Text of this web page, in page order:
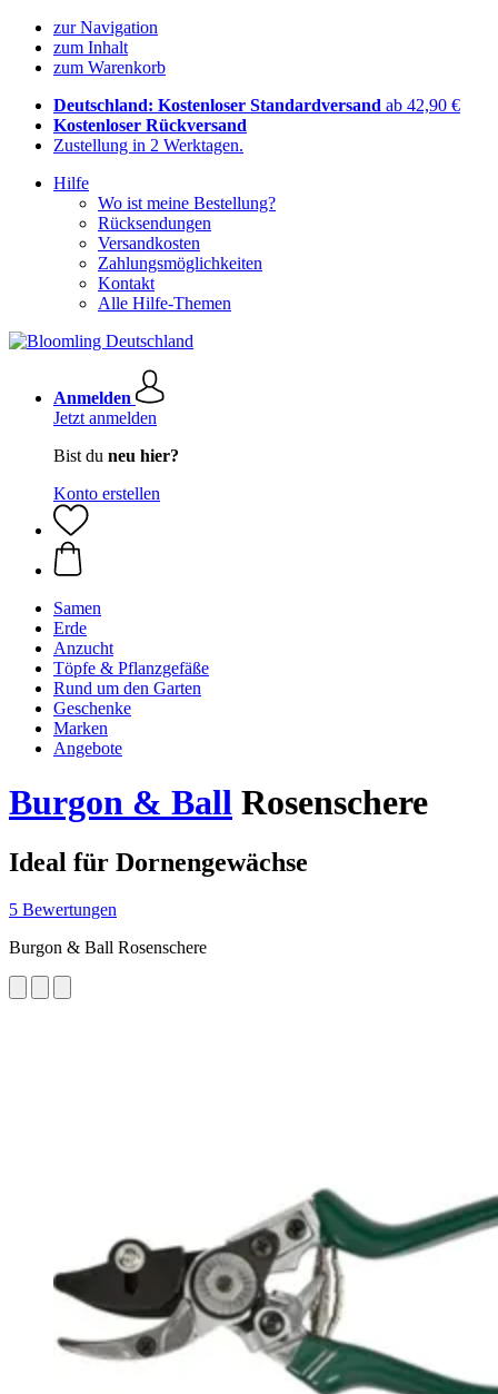
zur Navigation
zum Inhalt
zum Warenkorb
Deutschland: Kostenloser Standardversand ab 42,90 €
Kostenloser Rückversand
Zustellung in 2 Werktagen.
Hilfe
Wo ist meine Bestellung?
Rücksendungen
Versandkosten
Zahlungsmöglichkeiten
Kontakt
Alle Hilfe-Themen
Anmelden
Jetzt anmelden
Bist du neu hier?
Konto erstellen
Samen
Erde
Anzucht
Töpfe & Pflanzgefäße
Rund um den Garten
Geschenke
Marken
Angebote
Burgon & Ball Rosenschere
Ideal für Dornengewächse
5 Bewertungen
Burgon & Ball Rosenschere